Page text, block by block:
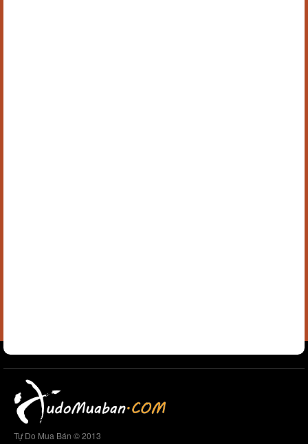
Tự Do Mua Bán © 2013